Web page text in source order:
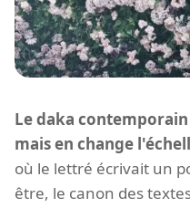
Le daka
mais en change
où le lettré écrivait un
être, le canon des